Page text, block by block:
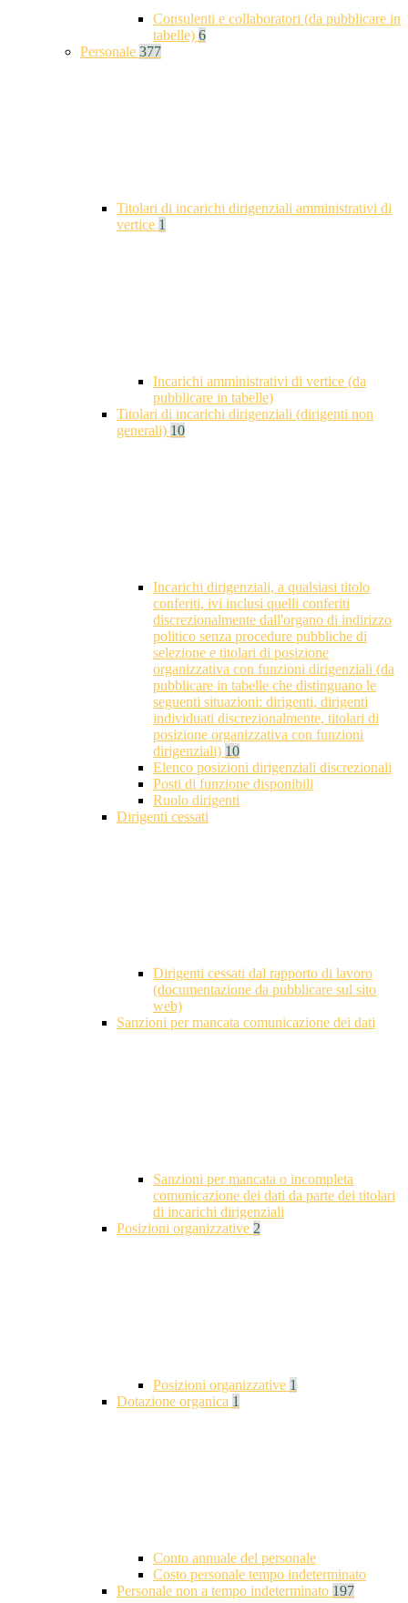
Consulenti e collaboratori (da pubblicare in
tabelle) 6
Personale 377
Titolari di incarichi dirigenziali amministrativi di
vertice 1
Incarichi amministrativi di vertice (da
pubblicare in tabelle)
Titolari di incarichi dirigenziali (dirigenti non
generali) 10
Incarichi dirigenziali, a qualsiasi titolo
conferiti, ivi inclusi quelli conferiti
discrezionalmente dall'organo di indirizzo
politico senza procedure pubbliche di
selezione e titolari di posizione
organizzativa con funzioni dirigenziali (da
pubblicare in tabelle che distinguano le
seguenti situazioni: dirigenti, dirigenti
individuati discrezionalmente, titolari di
posizione organizzativa con funzioni
dirigenziali) 10
Elenco posizioni dirigenziali discrezionali
Posti di funzione disponibili
Ruolo dirigenti
Dirigenti cessati
Dirigenti cessati dal rapporto di lavoro
(documentazione da pubblicare sul sito
web)
Sanzioni per mancata comunicazione dei dati
Sanzioni per mancata o incompleta
comunicazione dei dati da parte dei titolari
di incarichi dirigenziali
Posizioni organizzative 2
Posizioni organizzative 1
Dotazione organica 1
Conto annuale del personale
Costo personale tempo indeterminato
Personale non a tempo indeterminato 197